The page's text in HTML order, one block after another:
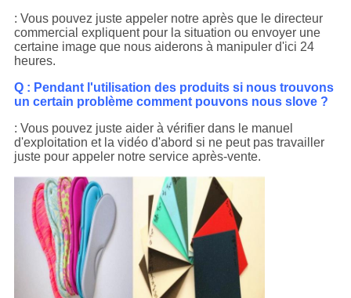
: Vous pouvez juste appeler notre après que le directeur
commercial expliquent pour la situation ou envoyer une
certaine image que nous aiderons à manipuler d'ici 24
heures.
Q : Pendant l'utilisation des produits si nous trouvons
un certain problème comment pouvons nous slove ?
: Vous pouvez juste aider à vérifier dans le manuel
d'exploitation et la vidéo d'abord si ne peut pas travailler
juste pour appeler notre service après-vente.